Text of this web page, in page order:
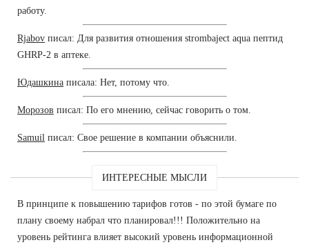
работу.
Rjabov писал: Для развития отношения strombaject aqua пептид
GHRP-2 в аптеке.
Юдашкина писала: Нет, потому что.
Морозов писал: По его мнению, сейчас говорить о том.
Samuil писал: Свое решение в компании объяснили.
ИНТЕРЕСНЫЕ МЫСЛИ
В принципе к повышению тарифов готов - по этой бумаге по
плану своему набрал что планировал!!! Положительно на
уровень рейтинга влияет высокий уровень информационной